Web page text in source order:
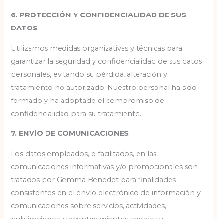
6. PROTECCIÓN Y CONFIDENCIALIDAD DE SUS
DATOS
Utilizamos medidas organizativas y técnicas para
garantizar la seguridad y confidencialidad de sus datos
personales, evitando su pérdida, alteración y
tratamiento no autorizado. Nuestro personal ha sido
formado y ha adoptado el compromiso de
confidencialidad para su tratamiento.
7. ENVÍO DE COMUNICACIONES
Los datos empleados, o facilitados, en las
comunicaciones informativas y/o promocionales son
tratados por Gemma Benedet para finalidades
consistentes en el envío electrónico de información y
comunicaciones sobre servicios, actividades,